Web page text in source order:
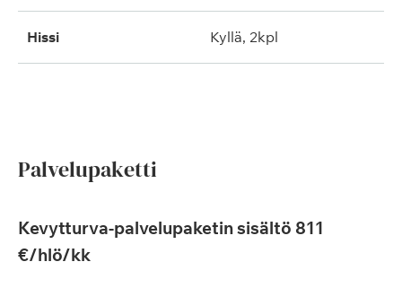
hissi kyllä, 2kpl
Palvelupaketti
Kevytturva-palvelupaketin sisältö 811
€/hlö/kk